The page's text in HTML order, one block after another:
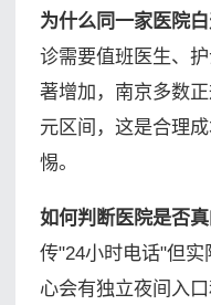
为什么同一家医院
诊需要值班医生、
著增加，南京多数
元区间，这是合理
惕。
如何判断医院是否真
传"24小时电话"但
心会有独立夜间入